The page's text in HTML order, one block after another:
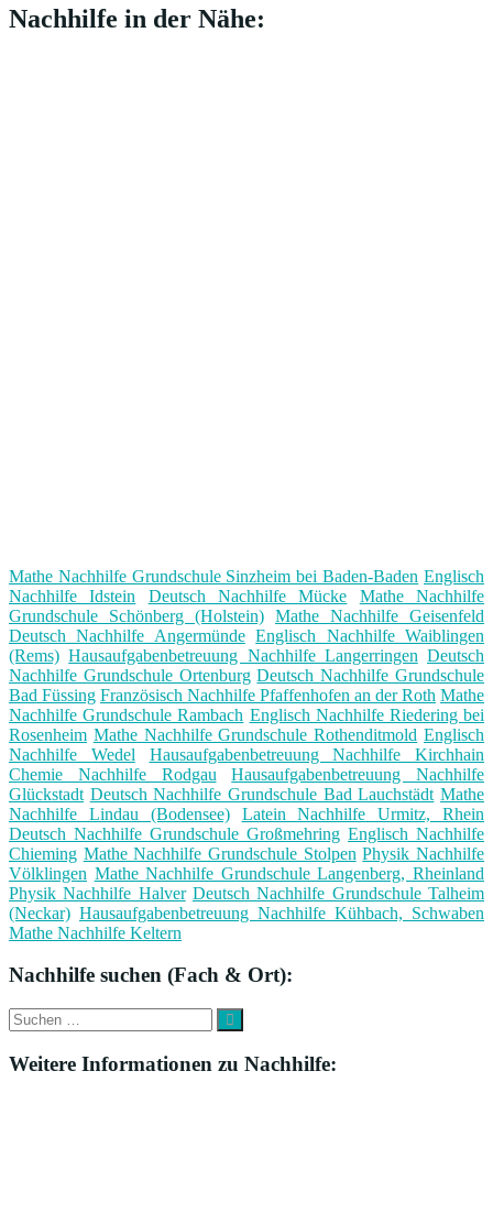
Nachhilfe in der Nähe:
Mathe Nachhilfe Grundschule Sinzheim bei Baden-Baden Englisch
Nachhilfe Idstein
Deutsch Nachhilfe Mücke
Mathe Nachhilfe
Grundschule Schönberg (Holstein) Mathe Nachhilfe Geisenfeld
Deutsch Nachhilfe Angermünde Englisch Nachhilfe Waiblingen
(Rems) Hausaufgabenbetreuung Nachhilfe Langerringen Deutsch
Nachhilfe Grundschule Ortenburg Deutsch Nachhilfe Grundschule
Bad Füssing Französisch Nachhilfe Pfaffenhofen an der Roth Mathe
Nachhilfe Grundschule Rambach Englisch Nachhilfe Riedering bei
Rosenheim Mathe Nachhilfe Grundschule Rothenditmold Englisch
Nachhilfe Wedel
Hausaufgabenbetreuung Nachhilfe Kirchhain
Chemie Nachhilfe Rodgau
Hausaufgabenbetreuung Nachhilfe
Glückstadt Deutsch Nachhilfe Grundschule Bad Lauchstädt Mathe
Nachhilfe Lindau (Bodensee)
Latein Nachhilfe Urmitz, Rhein
Deutsch Nachhilfe Grundschule Großmehring Englisch Nachhilfe
Chieming Mathe Nachhilfe Grundschule Stolpen Physik Nachhilfe
Völklingen Mathe Nachhilfe Grundschule Langenberg, Rheinland
Physik Nachhilfe Halver Deutsch Nachhilfe Grundschule Talheim
(Neckar) Hausaufgabenbetreuung Nachhilfe Kühbach, Schwaben
Mathe Nachhilfe Keltern
Nachhilfe suchen (Fach & Ort):
Suche
nach:
Suchen
Weitere Informationen zu Nachhilfe: